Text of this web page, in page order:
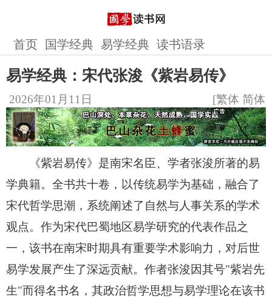
首页 国学经典 易学经典 读书语录
易学经典：宋代张浚《紫岩易传》
2026年01月11日 [繁体 简体
《紫岩易传》是南宋名臣、学者张浚所著的易
学典籍。全书共十卷，以传统易学为基础，融合了
宋代哲学思潮，系统阐述了自然与人事关系的学术
观点。作为宋代巴蜀地区易学研究的代表作品之
一，该书在南宋时期具有重要学术影响力，对后世
易学发展产生了深远贡献。作者张浚因其号"紫岩先
生"而得名书名，其政治哲学思想与易学理论在该书